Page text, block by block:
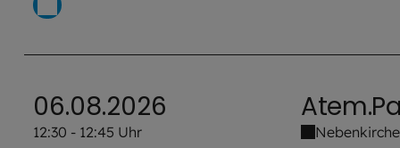
06.08.2026
12:30 - 12:45 Uhr